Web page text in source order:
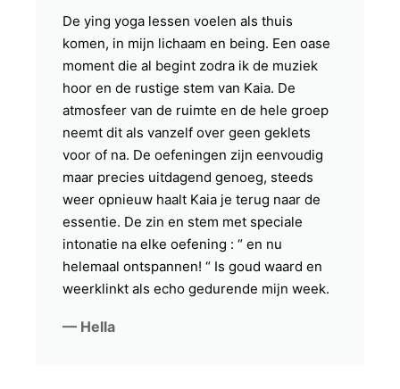
De ying yoga lessen voelen als thuis
komen, in mijn lichaam en being. Een oase
moment die al begint zodra ik de muziek
hoor en de rustige stem van Kaia. De
atmosfeer van de ruimte en de hele groep
neemt dit als vanzelf over geen geklets
voor of na. De oefeningen zijn eenvoudig
maar precies uitdagend genoeg, steeds
weer opnieuw haalt Kaia je terug naar de
essentie. De zin en stem met speciale
intonatie na elke oefening : “ en nu
helemaal ontspannen! “ Is goud waard en
weerklinkt als echo gedurende mijn week.
— Hella